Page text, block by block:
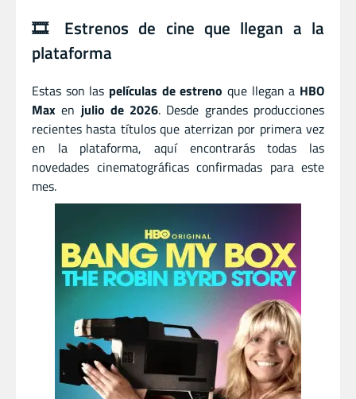
🎞️ Estrenos de cine que llegan a la
plataforma
Estas son las películas de estreno que llegan a HBO
Max en julio de 2026. Desde grandes producciones
recientes hasta títulos que aterrizan por primera vez
en la plataforma, aquí encontrarás todas las
novedades cinematográficas confirmadas para este
mes.